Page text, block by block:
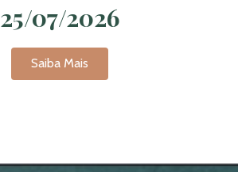
25/07/2026
Saiba Mais